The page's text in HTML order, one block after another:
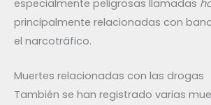
especialmente peligrosas llamadas
principalmente relacionadas con
el narcotráfico.
Muertes relacionadas con las drogas
También se han registrado varias